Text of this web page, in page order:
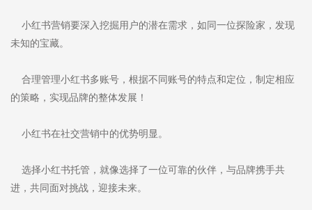
小红书营销要深入挖掘用户的潜在需求，如同一位探险家，发现
未知的宝藏。
合理管理小红书多账号，根据不同账号的特点和定位，制定相应
的策略，实现品牌的整体发展！
小红书在社交营销中的优势明显。
选择小红书托管，就像选择了一位可靠的伙伴，与品牌携手共
进，共同面对挑战，迎接未来。